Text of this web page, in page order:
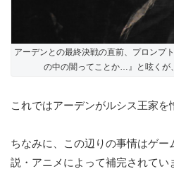
アーデンとの最終決戦の直前、プロンプ
の中の闇ってことか…』と呟くが
これではアーデンがルシス王家を
ちなみに、この辺りの事情はゲ
説・アニメによって補完されてい